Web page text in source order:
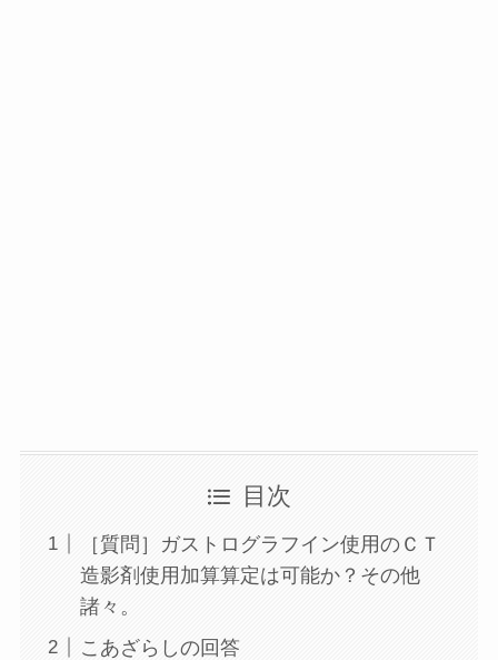
目次
［質問］ガストログラフイン使用のＣＴ
造影剤使用加算算定は可能か？その他
諸々。
こあざらしの回答